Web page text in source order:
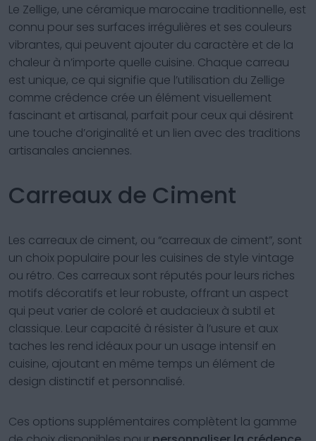
Le Zellige, une céramique marocaine traditionnelle, est
connu pour ses surfaces irrégulières et ses couleurs
vibrantes, qui peuvent ajouter du caractère et de la
chaleur à n’importe quelle cuisine. Chaque carreau
est unique, ce qui signifie que l’utilisation du Zellige
comme crédence crée un élément visuellement
fascinant et artisanal, parfait pour ceux qui désirent
une touche d’originalité et un lien avec des traditions
artisanales anciennes.
Carreaux de Ciment
Les carreaux de ciment, ou “carreaux de ciment”, sont
un choix populaire pour les cuisines de style vintage
ou rétro. Ces carreaux sont réputés pour leurs riches
motifs décoratifs et leur robuste, offrant un aspect
qui peut varier de coloré et audacieux à subtil et
classique. Leur capacité à résister à l’usure et aux
taches les rend idéaux pour un usage intensif en
cuisine, ajoutant en même temps un élément de
design distinctif et personnalisé.
Ces options supplémentaires complètent la gamme